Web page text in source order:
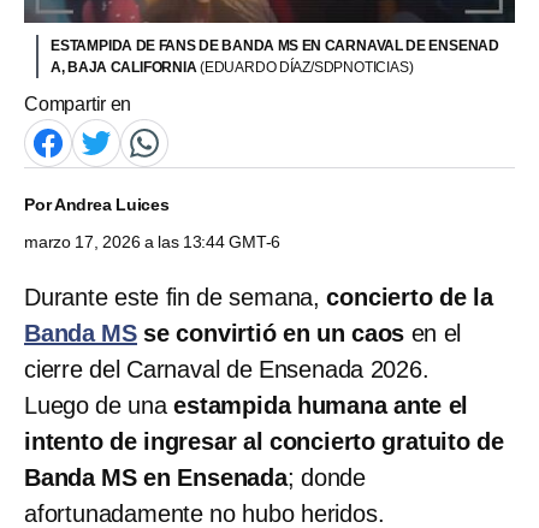
ESTAMPIDA DE FANS DE BANDA MS EN CARNAVAL DE ENSENAD
A, BAJA CALIFORNIA(EDUARDO DÍAZ/SDPNOTICIAS)
Compartir en
PorAndrea Luices
marzo 17, 2026 a las 13:44 GMT-6
Durante este fin de semana,concierto de la
Banda MS se convirtió en un caos en el
cierre del Carnaval de Ensenada 2026.
Luego de unaestampida humana ante el
intento de ingresar al concierto gratuito de
Banda MS en Ensenada; donde
afortunadamente no hubo heridos.